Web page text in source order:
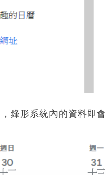
鋒形系統內的資料即